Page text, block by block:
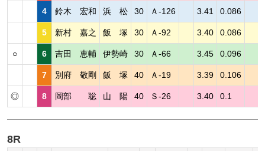
4 鈴木 宏和 浜 松 30 Ａ-126 3.41 0.086
5 新村 嘉之 飯 塚 30 Ａ-92 3.40 0.086
○ 6 吉田 恵輔 伊勢崎 30 Ａ-66 3.45 0.096
7 別府 敬剛 飯 塚 40 Ａ-19 3.39 0.106
◎ 8 岡部 聡 山 陽 40 Ｓ-26 3.40 0.1
8R